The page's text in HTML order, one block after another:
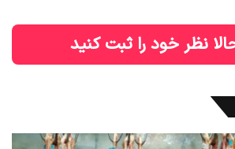
نظر خود را ثبت کنید